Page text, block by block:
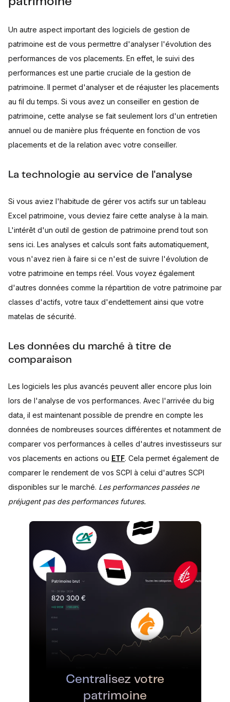
Un autre aspect important des logiciels de gestion de
patrimoine est de vous permettre d'analyser l'évolution des
performances de vos placements. En effet, le suivi des
performances est une partie cruciale de la gestion de
patrimoine. Il permet d'analyser et de réajuster les placements
au fil du temps. Si vous avez un conseiller en gestion de
patrimoine, cette analyse se fait seulement lors d'un entretien
annuel ou de manière plus fréquente en fonction de vos
placements et de la relation avec votre conseiller.
La technologie au service de l'analyse
Si vous aviez l'habitude de gérer vos actifs sur un tableau
Excel patrimoine, vous deviez faire cette analyse à la main.
L'intérêt d'un outil de gestion de patrimoine prend tout son
sens ici. Les analyses et calculs sont faits automatiquement,
vous n'avez rien à faire si ce n'est de suivre l'évolution de
votre patrimoine en temps réel. Vous voyez également
d'autres données comme la répartition de votre patrimoine par
classes d'actifs, votre taux d'endettement ainsi que votre
matelas de sécurité.
Les données du marché à titre de
comparaison
Les logiciels les plus avancés peuvent aller encore plus loin
lors de l'analyse de vos performances. Avec l'arrivée du big
data, il est maintenant possible de prendre en compte les
données de nombreuses sources différentes et notamment de
comparer vos performances à celles d'autres investisseurs sur
vos placements en actions ou ETF. Cela permet également de
comparer le rendement de vos SCPI à celui d'autres SCPI
disponibles sur le marché. Les performances passées ne
préjugent pas des performances futures.
Centralisez votre
patrimoine